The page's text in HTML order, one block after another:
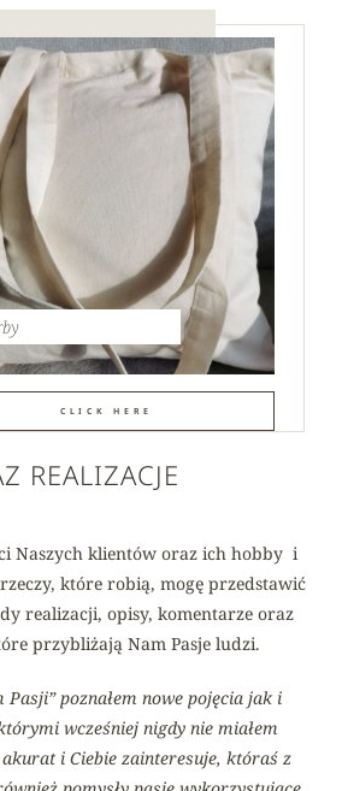
CLICK HERE
REALIZACJE
Naszych klientów oraz ich hobby i
które robią, mogę przedstawić
realizacji, opisy, komentarze oraz
przybliżają Nam Pasje ludzi.
Pasji” poznałem nowe pojęcia jak i
wcześniej nigdy nie miałem
i Ciebie zainteresuje, któraś z